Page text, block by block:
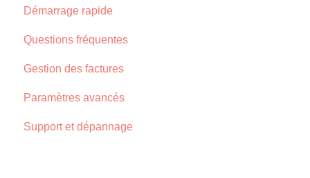
Démarrage rapide
Questions fréquentes
Gestion des factures
Paramètres avancés
Support et dépannage